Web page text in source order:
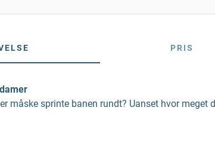
PRIS
måske sprinte banen rundt? Uanset hvor